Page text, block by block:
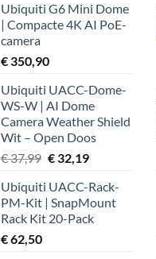
Ubiquiti G6 Mini Dome
| Compacte 4K AI PoE-
camera
€ 350,90
Ubiquiti UACC-Dome-
WS-W | AI Dome
Camera Weather Shield
Wit – Open Doos
€37,99 Oorspronkelijke
was:
€ 37,99.
€32,19Huidige
is:
€ 32,19.
Ubiquiti UACC-Rack-
PM-Kit | SnapMount
Rack Kit 20-Pack
€62,50